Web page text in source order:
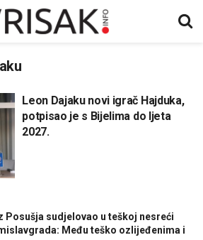
Leon Dajaku novi igrač Hajduka,
potpisao je s Bijelima do ljeta
2027.
Posušja sudjelovao u teškoj nesreći
Među teško ozlijeđenima i